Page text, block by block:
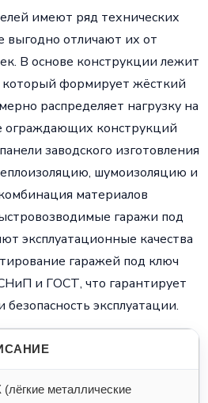
имеют ряд технических
выгодно отличают их от
В основе конструкции лежит
который формирует жёсткий
распределяет нагрузку на
ограждающих конструкций
заводского изготовления
шумоизоляцию и
материалов
гаражи под
эксплуатационные качества
гаражей под ключ
и ГОСТ, что гарантирует
эксплуатации.
металлические